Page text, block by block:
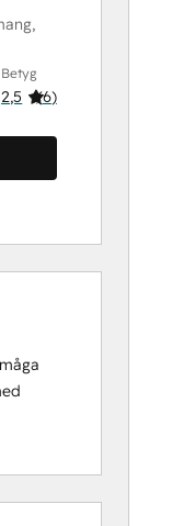
Betyg
2,5 (6)